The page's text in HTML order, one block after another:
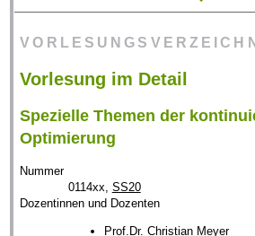
Vorlesung im Detail
Spezielle Themen der
Optimierung
Nummer
0114xx, SS20
Dozentinnen und Dozenten
Prof.Dr. Christian Meyer